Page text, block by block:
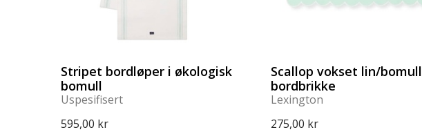
Stripet bordløper i økologisk
bomull
Uspesifisert
595,00 kr
Scallop vokset lin/bomull
bordbrikke
Lexington
275,00 kr